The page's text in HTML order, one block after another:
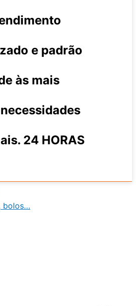
e padrão
às mais
24 HORAS
bolos…